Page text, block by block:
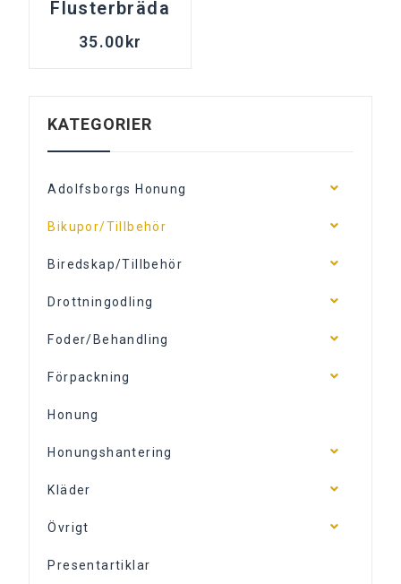
Flusterbräda
35.00kr
KATEGORIER
Adolfsborgs Honung
Bikupor/Tillbehör
Biredskap/Tillbehör
Drottningodling
Foder/Behandling
Förpackning
Honung
Honungshantering
Kläder
Övrigt
Presentartiklar